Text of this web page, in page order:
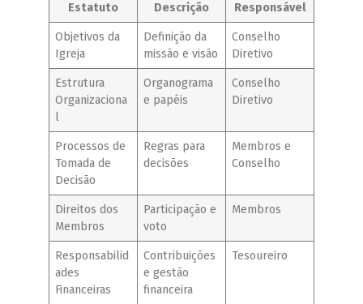
Estatuto Descrição Responsável
Objetivos da
Igreja
Definição da
missão e visão
Conselho
Diretivo
Estrutura
Organizaciona
l
Organograma
e papéis
Conselho
Diretivo
Processos de
Tomada de
Decisão
Regras para
decisões
Membros e
Conselho
Direitos dos
Membros
Participação e
voto
Membros
Responsabilid
ades
Financeiras
Contribuições
e gestão
financeira
Tesoureiro